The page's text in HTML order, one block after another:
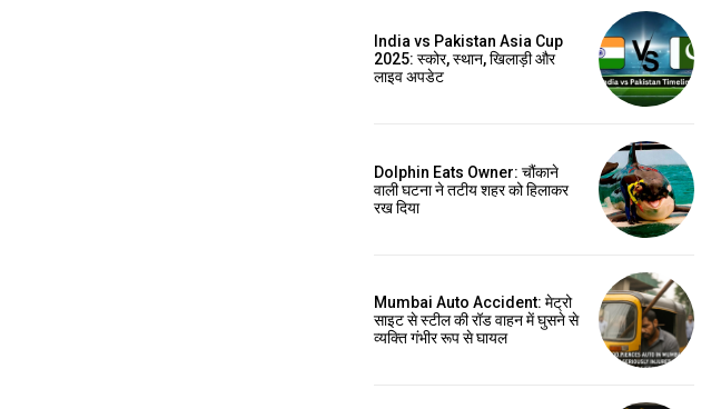
India vs Pakistan Asia Cup
2025: स्कोर, स्थान, खिलाड़ी और
लाइव अपडेट
Dolphin Eats Owner: चौंकाने
वाली घटना ने तटीय शहर को हिलाकर
रख दिया
Mumbai Auto Accident: मेट्रो
साइट से स्टील की रॉड वाहन में घुसने से
व्यक्ति गंभीर रूप से घायल